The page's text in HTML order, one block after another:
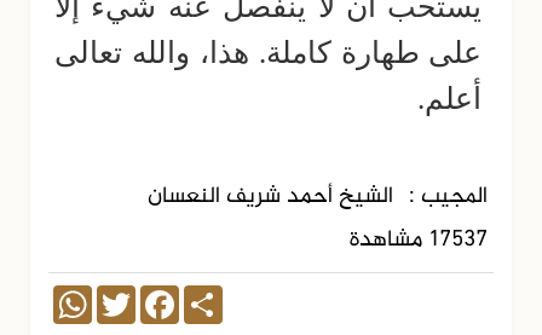
على طهارة كاملة. هذا، والله تعالى
أعلم.
المجيب : الشيخ أحمد شريف النعسان
17537 مشاهدة
Share
Facebook
Twitter
WhatsApp